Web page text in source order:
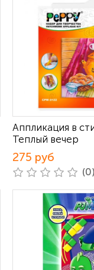
Аппликация в
Теплый вечер
275 руб